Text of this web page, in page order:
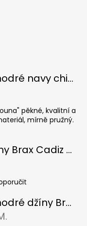
Pánské tmavě modré navy chinos Ed Baxter, prodloužené
5 hvězdiček.
pěkné, kvalitní a
mírně pružný.
Pánské šedé džíny Brax Cadiz Grey smoke, prodloužené
5 hvězdiček.
Pánské tmavě modré džíny Brax Cadiz Dark blue, prodloužené
5 hvězdiček.